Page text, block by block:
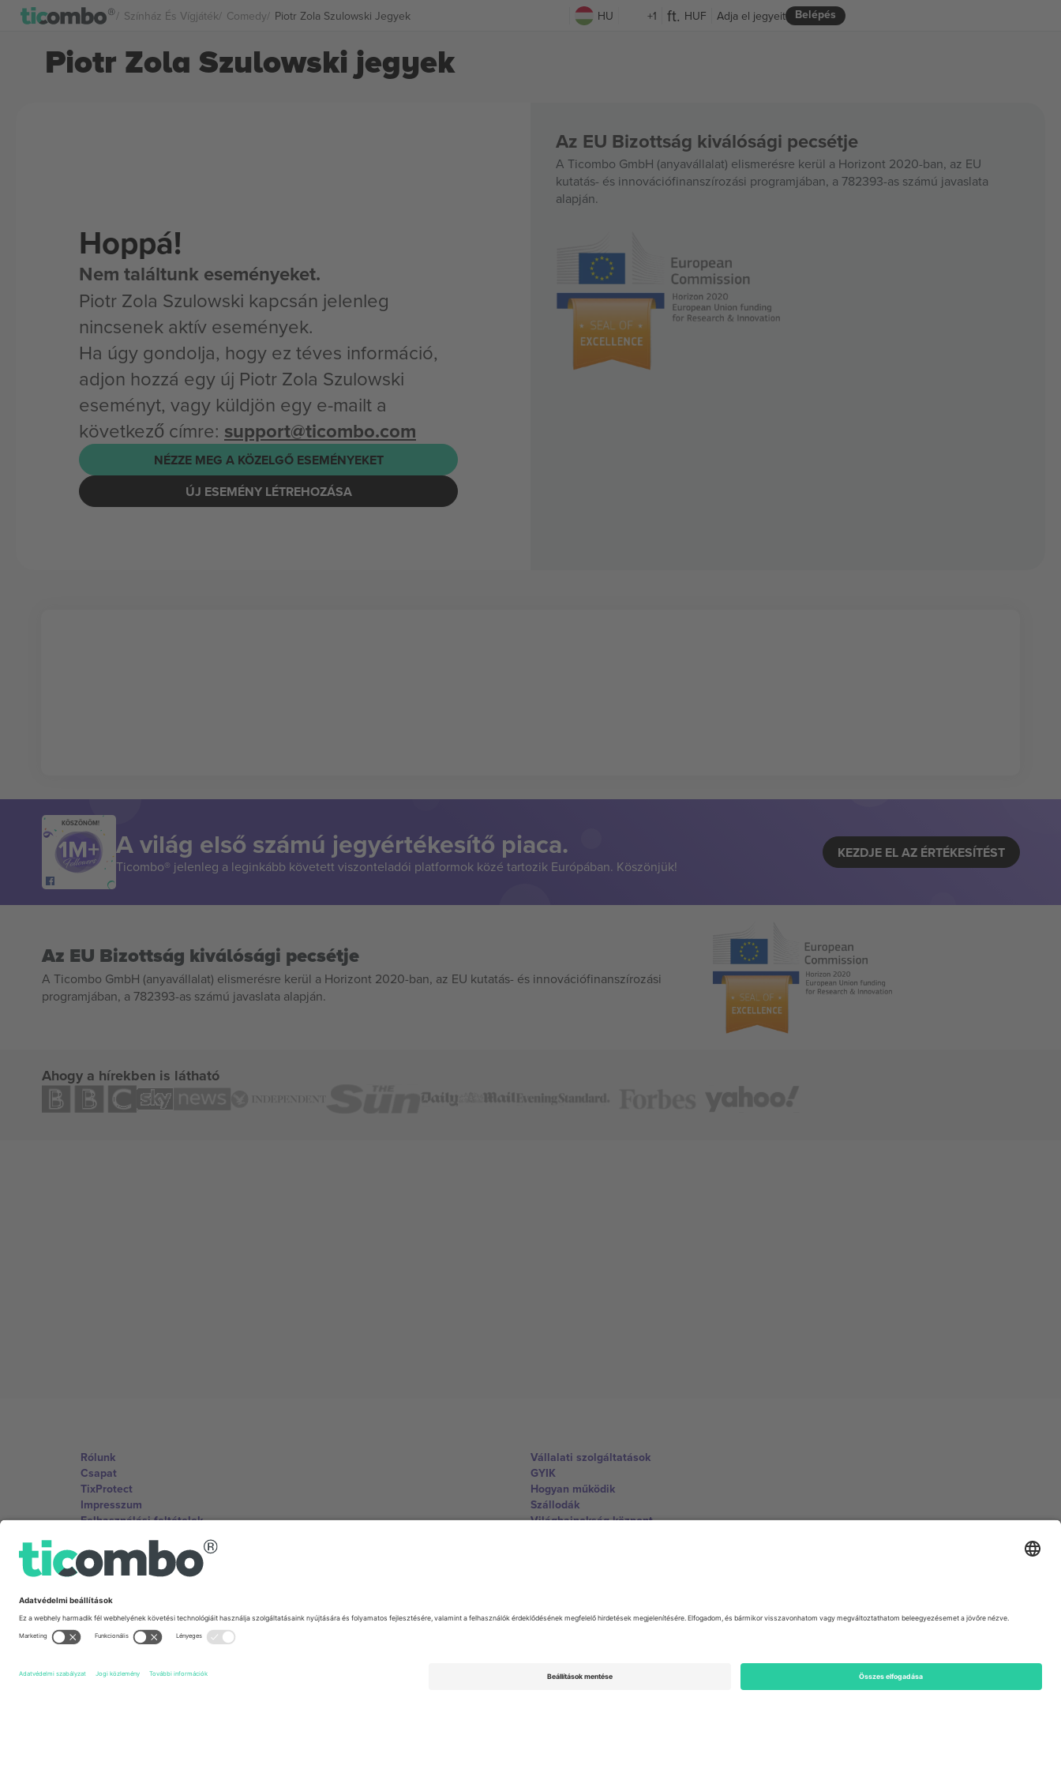
Színház És Vígjáték Comedy Piotr Zola Szulowski Jegyek HU +1 HUF Belépés
Adja el jegyeit
Piotr Zola Szulowski jegyek
Hoppá!
Nem találtunk eseményeket.
Piotr Zola Szulowski kapcsán jelenleg
nincsenek aktív események.
Ha úgy gondolja, hogy ez téves információ,
adjon hozzá egy új Piotr Zola Szulowski
eseményt, vagy küldjön egy e-mailt a
következő címre: support@ticombo.com
NÉZZE MEG A KÖZELGŐ ESEMÉNYEKET
ÚJ ESEMÉNY LÉTREHOZÁSA
Az EU Bizottság kiválósági pecsétje
A Ticombo GmbH (anyavállalat) elismerésre kerül a Horizont 2020-ban, az EU
kutatás- és innovációfinanszírozási programjában, a 782393-as számú javaslata
alapján.
KÖSZÖNÖM!
A világ első számú jegyértékesítő piaca.
Ticombo® jelenleg a leginkább követett viszonteladói platformok közé tartozik Európában. Köszönjük!
KEZDJE EL AZ ÉRTÉKESÍTÉST
Az EU Bizottság kiválósági pecsétje
A Ticombo GmbH (anyavállalat) elismerésre kerül a Horizont 2020-ban, az EU kutatás- és innovációfinanszírozási
programjában, a 782393-as számú javaslata alapján.
Ahogy a hírekben is látható
Rólunk
Csapat
TixProtect
Impresszum
Felhasználási feltételek
Partnerprogram
Vállalati szolgáltatások
GYIK
Hogyan működik
Szállodák
Világbajnokság központ